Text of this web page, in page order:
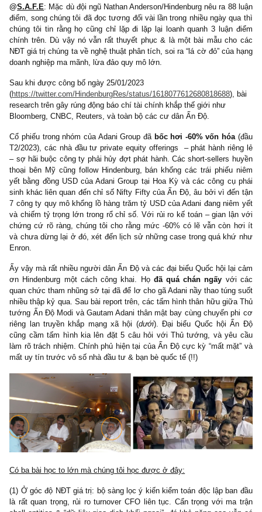
– Ngoài việc vay của khối doanh nghiệp Adani, các promoters
túng giá) cho cổ phiếu của Adani cũng sử dụng phần lớn cổ
tập đoàn làm tài sản đảm bảo để vay margin. Phía trên là
tổng hợp lượng shares pledged cho các ngân hàng/investment
Chúng tôi nghi ngờ ngoài những thông tin công khai kể trên,
shadow-banking đứng sau Adani còn lớn hơn rất nhiều với hoạt
vay mượn của các công ty bình phong quốc tế và vay tín chấp
Tóm tắt các luận điểm khác
transactions) mỗi năm để giấu lỗ, đẩy nợ vay đi.
– Rajesh Adani, từng là một executive trong Adani Group và là
ruột của Gautam Adani, đã từng bị Cục Thuế Ấn Độ DRI điều
chủ mưu trong vụ án rửa tiền và gian lận buôn bán kim
đoạn 2004-2005. 18/22 vị trí quan trọng nhất trong tập đoàn
người có họ Adani, nhiều cựu nhân viên cho rằng Gautam điều
tựa như “family business”.
– Gautam Adani mặc dù tự nhận mình luôn lắng nghe lời chỉ
dùng mối quan hệ chính trị thân hữu của mình để bắt bớ, tống
hoặc gây sức ép cực lớn lên các phóng viên điều tra, các kênh
xã hội hoặc bất cứ cư dân Ấn Độ nào dám đưa ra quan điểm trái
dù xác đáng và không vô căn cứ (@S.A.F.E:sao chúng tôi
quen quen thế nhỉ, cười lớn).
– Chúng tôi tin rằng Adani Group đang thực hiện một trò lừa
dân và ngay cả chính trị gia cũng không ai dám lên tiếng vì sợ
đũa.